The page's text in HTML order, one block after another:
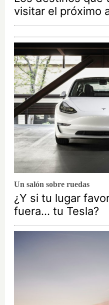
visitar el próximo
Un salón sobre ruedas
¿Y si tu lugar
fuera… tu Tesla?